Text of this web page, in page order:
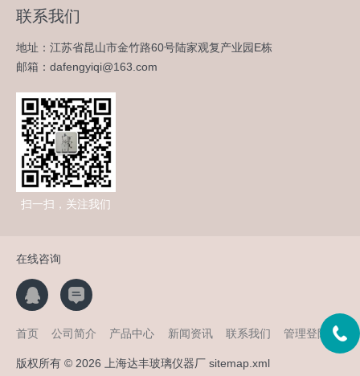
联系我们
地址：江苏省昆山市金竹路60号陆家观复产业园E栋
邮箱：dafengyiqi@163.com
扫一扫，关注我们
在线咨询
首页 公司简介 产品中心 新闻资讯 联系我们 管理登陆
版权所有 © 2026 上海达丰玻璃仪器厂 sitemap.xml